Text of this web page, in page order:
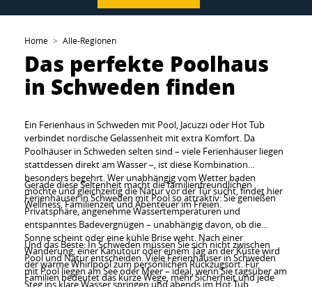
Home Alle-Regionen
Das perfekte Poolhaus
in Schweden finden
Ein Ferienhaus in Schweden mit Pool, Jacuzzi oder Hot Tub
verbindet nordische Gelassenheit mit extra Komfort. Da
Poolhäuser in Schweden selten sind – viele Ferienhäuser liegen
stattdessen direkt am Wasser –, ist diese Kombination
besonders begehrt. Wer unabhängig vom Wetter baden
möchte und gleichzeitig die Natur vor der Tür sucht, findet hier
Wellness, Familienzeit und Abenteuer im Freien.
Gerade diese Seltenheit macht die familienfreundlichen
Ferienhäuser in Schweden mit Pool so attraktiv: Sie genießen
Privatsphäre, angenehme Wassertemperaturen und
entspanntes Badevergnügen – unabhängig davon, ob die
Sonne scheint oder eine kühle Brise weht. Nach einer
Wanderung, einer Kanutour oder einem Tag an der Küste wird
der warme Whirlpool zum persönlichen Rückzugsort. Für
Familien bedeutet das kurze Wege, mehr Sicherheit und jede
Und das Beste: In Schweden müssen Sie sich nicht zwischen
Pool und Natur entscheiden. Viele Ferienhäuser in Schweden
mit Pool liegen am See oder Meer – ideal, wenn Sie tagsüber am
Steg ins klare Wasser springen und abends im Hot Tub